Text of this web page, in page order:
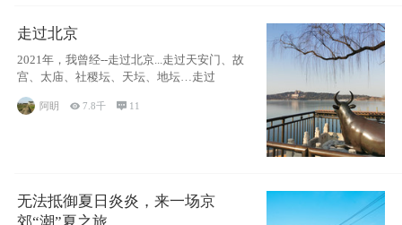
走过北京
2021年，我曾经--走过北京...走过天安门、故
宫、太庙、社稷坛、天坛、地坛…走过
阿眀 7.8千  11
无法抵御夏日炎炎，来一场京